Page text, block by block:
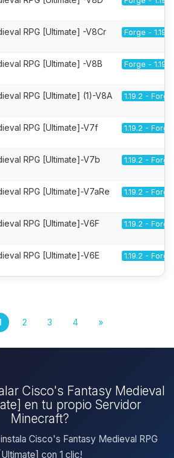
RPG [Ultimate] -V8Cr Forge - 1.19.2
RPG [Ultimate] -V8B Forge - 1.19.2
RPG [Ultimate] (1)-V8A 1.19.2 - Forge
RPG [Ultimate]-V7f 1.19.2 - Forge
RPG [Ultimate]-V7b 1.19.2 - Forge
RPG [Ultimate]-V7aRe 1.19.2 - Forge
RPG [Ultimate]-V6F 1.19.2 - Forge
RPG [Ultimate]-V6E 1.19.2 - Forge
2 3 4 »
Cisco's Fantasy Medieval
en tu propio Servidor
Minecraft?
Cisco's Fantasy Medieval RPG
[Ultimate] con 1 clic!